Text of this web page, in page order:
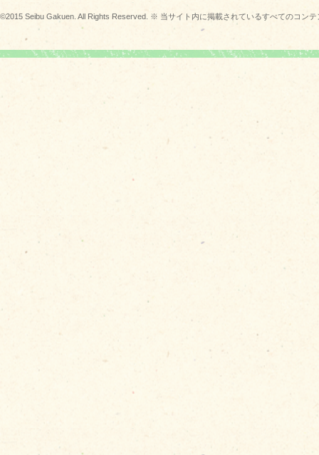
©2015 Seibu Gakuen. All Rights Reserved. ※ 当サイト内に掲載されているすべてのコン